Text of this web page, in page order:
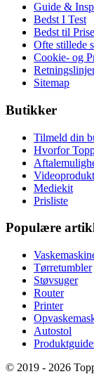
Guide &
Bedst I Test
Bedst til
Ofte stillede
Cookie- og
Sitemap
Butikker
Tilmeld din
Hvorfor
Mediekit
Prisliste
Populære
Tørretumbler
Støvsuger
Router
Printer
Autostol
© 2019 - 2026